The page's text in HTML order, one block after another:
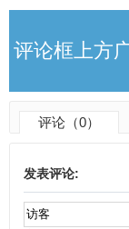
评论框上方
评论（0）
发表评论: